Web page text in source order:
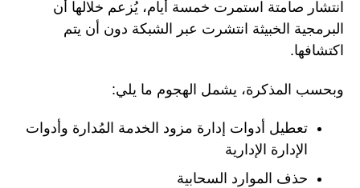
انتشار صامتة استمرت خمسة أيام، يُزعم خلالها أن
البرمجية الخبيثة انتشرت عبر الشبكة دون أن يتم
اكتشافها.
وبحسب المذكرة، يشمل الهجوم ما يلي:
تعطيل أدوات إدارة مزود الخدمة المُدارة وأدوات
الإدارة الإدارية
حذف الموارد السحابية